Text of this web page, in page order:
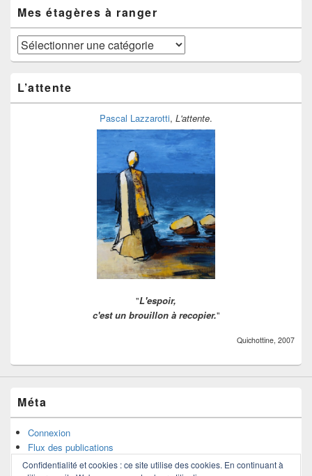
temps
Mes étagères à ranger
Mes
étagères
ranger
L’attente
Pascal Lazzarotti, L'attente.
"L'espoir,
c'est un brouillon à recopier."
Quichottine, 2007
Méta
Connexion
Flux des publications
Flux des commentaires
Confidentialité et cookies : ce site utilise des cookies. En continuant à